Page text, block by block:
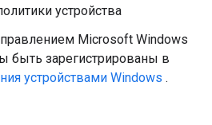
устройства
Microsoft Windows
быть зарегистрированы в
устройствами Windows .